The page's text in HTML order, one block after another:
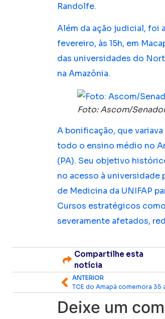
Randolfe.
Além da ação judicial, foi
fevereiro, às 15h, em
das universidades do
na Amazônia.
Foto: Ascom/
A bonificação, que
todo o ensino médio no
(PA). Seu objetivo
no acesso à universidade
de Medicina da UNIFAP
Cursos estratégicos
severamente afetados,
Compartilhe esta
notícia
ANTERIOR
Deixe um